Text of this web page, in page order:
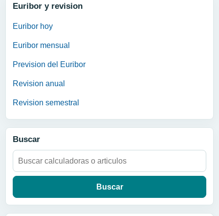
Euribor y revision
Euribor hoy
Euribor mensual
Prevision del Euribor
Revision anual
Revision semestral
Buscar
Buscar: